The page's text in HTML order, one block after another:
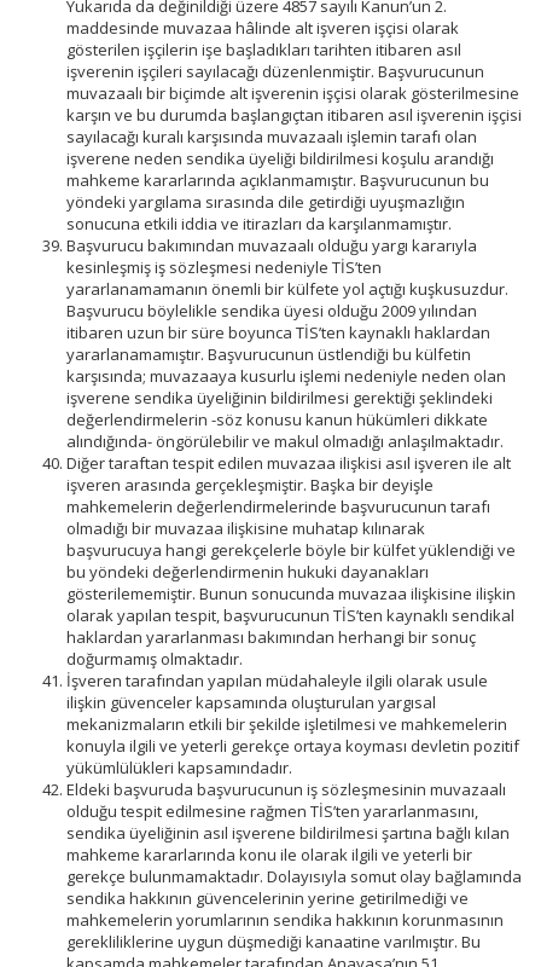
Yukarıda da değinildiği üzere 4857 sayılı Kanun’un 2.
maddesinde muvazaa hâlinde alt işveren işçisi olarak
gösterilen işçilerin işe başladıkları tarihten itibaren asıl
işverenin işçileri sayılacağı düzenlenmiştir. Başvurucunun
muvazaalı bir biçimde alt işverenin işçisi olarak gösterilmesine
karşın ve bu durumda başlangıçtan itibaren asıl işverenin işçisi
sayılacağı kuralı karşısında muvazaalı işlemin tarafı olan
işverene neden sendika üyeliği bildirilmesi koşulu arandığı
mahkeme kararlarında açıklanmamıştır. Başvurucunun bu
yöndeki yargılama sırasında dile getirdiği uyuşmazlığın
sonucuna etkili iddia ve itirazları da karşılanmamıştır.
Başvurucu bakımından muvazaalı olduğu yargı kararıyla
kesinleşmiş iş sözleşmesi nedeniyle TİS’ten
yararlanamamanın önemli bir külfete yol açtığı kuşkusuzdur.
Başvurucu böylelikle sendika üyesi olduğu 2009 yılından
itibaren uzun bir süre boyunca TİS’ten kaynaklı haklardan
yararlanamamıştır. Başvurucunun üstlendiği bu külfetin
karşısında; muvazaaya kusurlu işlemi nedeniyle neden olan
işverene sendika üyeliğinin bildirilmesi gerektiği şeklindeki
değerlendirmelerin -söz konusu kanun hükümleri dikkate
alındığında- öngörülebilir ve makul olmadığı anlaşılmaktadır.
Diğer taraftan tespit edilen muvazaa ilişkisi asıl işveren ile alt
işveren arasında gerçekleşmiştir. Başka bir deyişle
mahkemelerin değerlendirmelerinde başvurucunun tarafı
olmadığı bir muvazaa ilişkisine muhatap kılınarak
başvurucuya hangi gerekçelerle böyle bir külfet yüklendiği ve
bu yöndeki değerlendirmenin hukuki dayanakları
gösterilememiştir. Bunun sonucunda muvazaa ilişkisine ilişkin
olarak yapılan tespit, başvurucunun TİS’ten kaynaklı sendikal
haklardan yararlanması bakımından herhangi bir sonuç
doğurmamış olmaktadır.
İşveren tarafından yapılan müdahaleyle ilgili olarak usule
ilişkin güvenceler kapsamında oluşturulan yargısal
mekanizmaların etkili bir şekilde işletilmesi ve mahkemelerin
konuyla ilgili ve yeterli gerekçe ortaya koyması devletin pozitif
yükümlülükleri kapsamındadır.
Eldeki başvuruda başvurucunun iş sözleşmesinin muvazaalı
olduğu tespit edilmesine rağmen TİS’ten yararlanmasını,
sendika üyeliğinin asıl işverene bildirilmesi şartına bağlı kılan
mahkeme kararlarında konu ile olarak ilgili ve yeterli bir
gerekçe bulunmamaktadır. Dolayısıyla somut olay bağlamında
sendika hakkının güvencelerinin yerine getirilmediği ve
mahkemelerin yorumlarının sendika hakkının korunmasının
gerekliliklerine uygun düşmediği kanaatine varılmıştır. Bu